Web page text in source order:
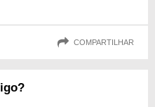
COMPARTILHAR